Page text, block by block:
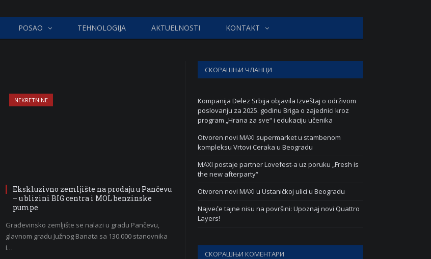
POSAO TEHNOLOGIJA AKTUELNOSTI KONTAKT
NEKRETNINE
Ekskluzivno zemljište na prodaju u Pančevu
– u blizini BIG centra i MOL benzinske
pumpe
Građevinsko zemljište se nalazi u gradu Pančevu,
glavnom gradu Južnog Banata sa 130.000 stanovnika
i…
СКОРАШЊИ ЧЛАНЦИ
Kompanija Delez Srbija objavila Izveštaj o održivom
poslovanju za 2025. godinu Briga o zajednici kroz
program „Hrana za sve“ i edukaciju učenika
Otvoren novi MAXI supermarket u stambenom
kompleksu Vrtovi Ceraka u Beogradu
MAXI postaje partner Lovefest-a uz poruku „Fresh is
the new afterparty“
Otvoren novi MAXI u Ustaničkoj ulici u Beogradu
Najveće tajne nisu na površini: Upoznaj novi Quattro
Layers!
СКОРАШЊИ КОМЕНТАРИ